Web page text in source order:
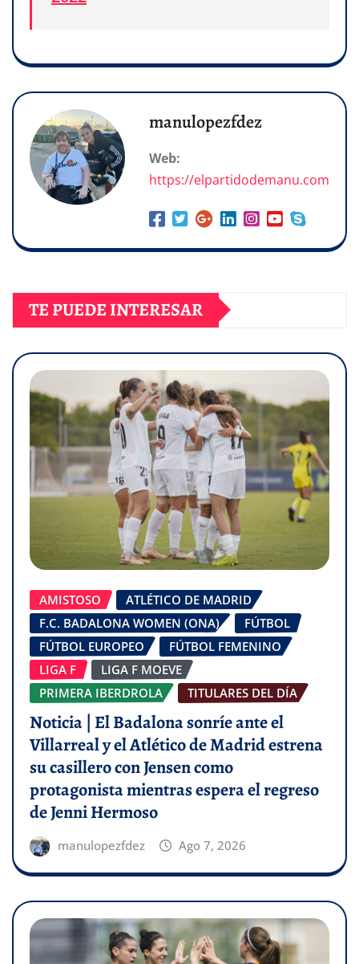
manulopezfdez
Web:
https://elpartidodemanu.com
TE PUEDE INTERESAR
AMISTOSO
ATLÉTICO DE MADRID
F.C. BADALONA WOMEN (ONA)
FÚTBOL
FÚTBOL EUROPEO
FÚTBOL FEMENINO
LIGA F
LIGA F MOEVE
PRIMERA IBERDROLA
TITULARES DEL DÍA
Noticia | El Badalona sonríe ante el
Villarreal y el Atlético de Madrid estrena
su casillero con Jensen como
protagonista mientras espera el regreso
de Jenni Hermoso
manulopezfdez Ago 7, 2026